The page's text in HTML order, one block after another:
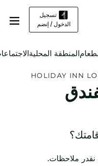
تسجيل
الدخول / إنضم
المنطقة المحلية
HOLIDAY INN
نقدر ملاحظات.